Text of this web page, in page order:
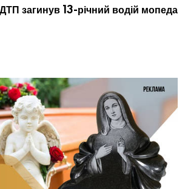
загинув 13-річний водій мопеда